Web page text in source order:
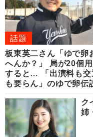
話題
板東英二さん「ゆで卵
へんか？」 局が20個
すると… 「出演料も交
も要らん」のゆで卵伝
ク
姉